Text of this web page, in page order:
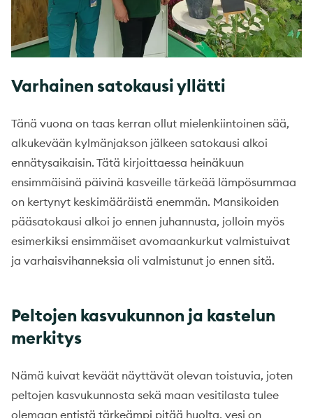
Varhainen satokausi yllätti
Tänä vuona on taas kerran ollut mielenkiintoinen sää,
alkukevään kylmänjakson jälkeen satokausi alkoi
ennätysaikaisin. Tätä kirjoittaessa heinäkuun
ensimmäisinä päivinä kasveille tärkeää lämpösummaa
on kertynyt keskimääräistä enemmän. Mansikoiden
pääsatokausi alkoi jo ennen juhannusta, jolloin myös
esimerkiksi ensimmäiset avomaankurkut valmistuivat
ja varhaisvihanneksia oli valmistunut jo ennen sitä.
Peltojen kasvukunnon ja kastelun
merkitys
Nämä kuivat keväät näyttävät olevan toistuvia, joten
peltojen kasvukunnosta sekä maan vesitilasta tulee
olemaan entistä tärkeämpi pitää huolta, vesi on